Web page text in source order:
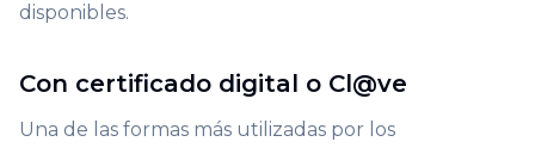
disponibles.
Con certificado digital o Cl@ve
Una de las formas más utilizadas por los